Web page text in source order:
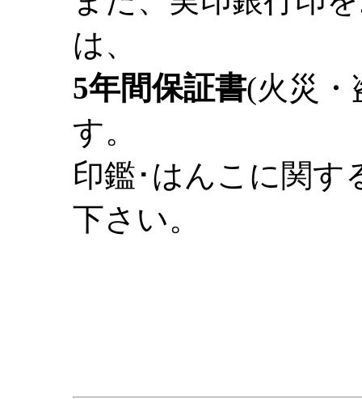
は、
5年間保証書(火災・
す。
印鑑･はんこに関す
下さい。